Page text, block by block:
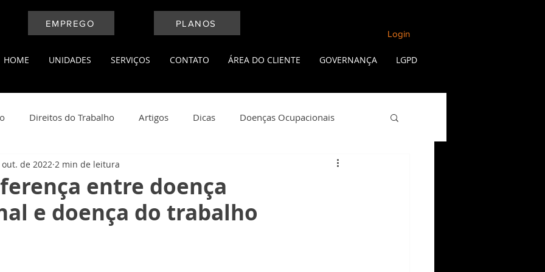
EMPREGO
PLANOS
Login
HOME UNIDADES SERVIÇOS CONTATO ÁREA DO CLIENTE GOVERNANÇA LGPD
Direitos do Trabalho Artigos Dicas Doenças Ocupacionais
Medicina do Trabalho Qualidade de Vida
do Trabalho Saúde e Bem Estar
entre doença
e doença do trabalho
de 2022 2 min de leitura